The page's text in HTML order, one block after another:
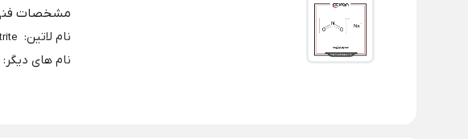
مشخصات
نام لاتین:
نام های دیگر :